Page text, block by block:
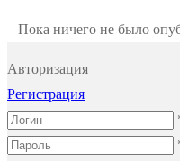
Пока ничего не было
Авторизация
Регистрация